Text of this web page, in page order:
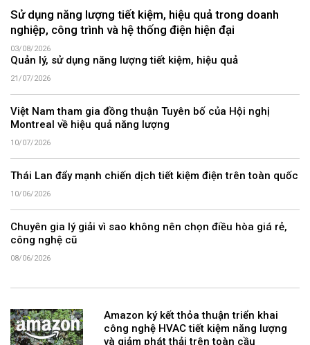
Sử dụng năng lượng tiết kiệm, hiệu quả trong doanh
nghiệp, công trình và hệ thống điện hiện đại
03/08/2026
Quản lý, sử dụng năng lượng tiết kiệm, hiệu quả
21/07/2026
Việt Nam tham gia đồng thuận Tuyên bố của Hội nghị
Montreal về hiệu quả năng lượng
10/07/2026
Thái Lan đẩy mạnh chiến dịch tiết kiệm điện trên toàn quốc
10/06/2026
Chuyên gia lý giải vì sao không nên chọn điều hòa giá rẻ,
công nghệ cũ
08/06/2026
Amazon ký kết thỏa thuận triển khai
công nghệ HVAC tiết kiệm năng lượng
và giảm phát thải trên toàn cầu